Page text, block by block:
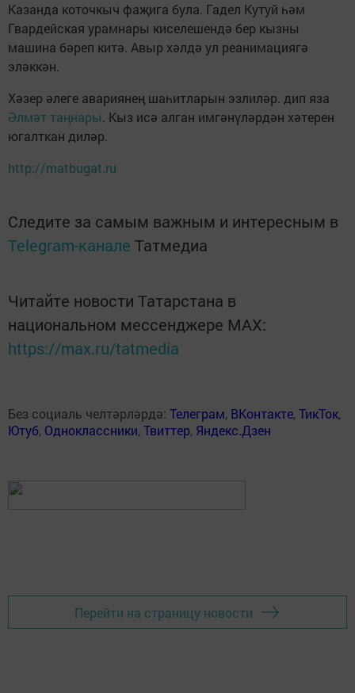
Казанда коточкыч фаҗига була. Гадел Кутуй һәм
Гвардейская урамнары киселешендә бер кызны
машина бәреп китә. Авыр хәлдә ул реанимациягә
эләккән.
Хәзер әлеге авариянең шаһитларын эзлиләр. дип яза
Әлмәт таңнары. Кыз исә алган имгәнүләрдән хәтерен
югалткан диләр.
http://matbugat.ru
Следите за самым важным и интересным в
Telegram-канале Татмедиа
Читайте новости Татарстана в
национальном мессенджере MАХ:
https://max.ru/tatmedia
Без социаль челтәрләрдә: Телеграм, ВКонтакте,ТикТок,
Ютуб, Одноклассники,Твиттер, Яндекс.Дзен
Перейти на страницу новости